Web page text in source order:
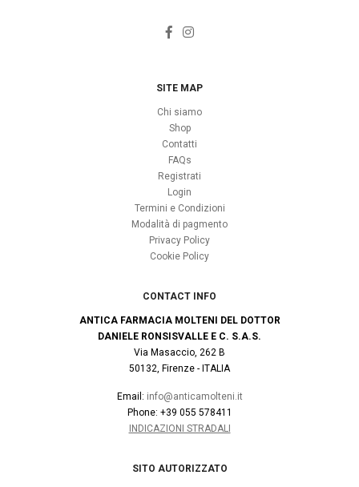
SITE MAP
Chi siamo
Shop
Contatti
FAQs
Registrati
Login
Termini e Condizioni
Modalità di pagmento
Privacy Policy
Cookie Policy
CONTACT INFO
ANTICA FARMACIA MOLTENI DEL DOTTOR
DANIELE RONSISVALLE E C. S.A.S.
Via Masaccio, 262 B
50132, Firenze - ITALIA
Email: info@anticamolteni.it
Phone: +39 055 578411
INDICAZIONI STRADALI
SITO AUTORIZZATO